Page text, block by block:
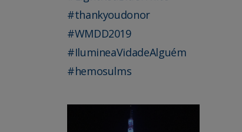
#thankyoudonor
#WMDD2019
#IlumineaVidadeAlguém
#hemosulms